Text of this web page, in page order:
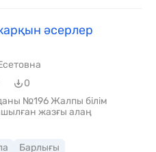
Мәтінді мәнерлеп
жайсыз, қолайсыз
тұтас оқиды Мәтіннің
қойып, сөздерді
киім.
әсерлер
0
№196 Жалпы білім
жазғы алаң
Барлығы